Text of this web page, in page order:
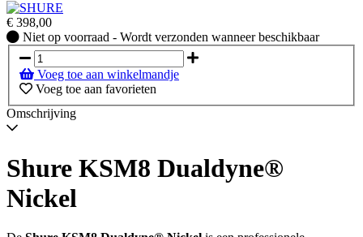
€ 398,00
Niet
op
voorraad
-
Wordt
verzonden
wanneer
Niet op voorraad - Wordt verzonden wanneer beschikbaar
Voeg toe aan winkelmandje
Voeg toe aan favorieten
Omschrijving
Shure KSM8 Dualdyne®
Nickel